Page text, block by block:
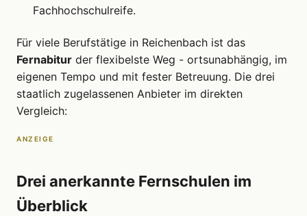
Fachhochschulreife.
Für viele Berufstätige in Reichenbach ist das
Fernabitur der flexibelste Weg - ortsunabhängig, im
eigenen Tempo und mit fester Betreuung. Die drei
staatlich zugelassenen Anbieter im direkten
Vergleich:
ANZEIGE
Drei anerkannte Fernschulen im
Überblick